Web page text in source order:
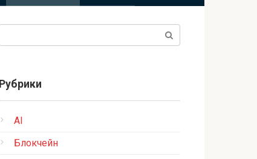
Рубрики
AI
Блокчейн